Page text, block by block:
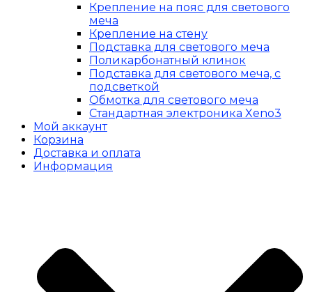
Крепление на пояс для светового
меча
Крепление на стену
Подставка для светового меча
Поликарбонатный клинок
Подставка для светового меча, с
подсветкой
Обмотка для светового меча
Стандартная электроника Xeno3
Мой аккаунт
Корзина
Доставка и оплата
Информация